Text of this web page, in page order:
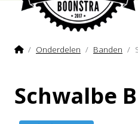
HomeOnderdelen Banden
Schwalbe